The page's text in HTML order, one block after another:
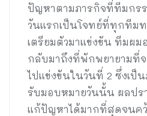
ปัญหาตามภารกิจที่ทีมกร
วันแรกเป็นโจทย์ที่ทุกทีมท
เตรียมตัวมาแข่งขัน ทีมผ
กลับมาถึงที่พักพยายามที่
ไปแข่งขันในวันที่ 2 ซึ่งเป็
รับมอบหมายวันนั้น ผลปร
แก้ปัญหาได้มากที่สุดจนคว้